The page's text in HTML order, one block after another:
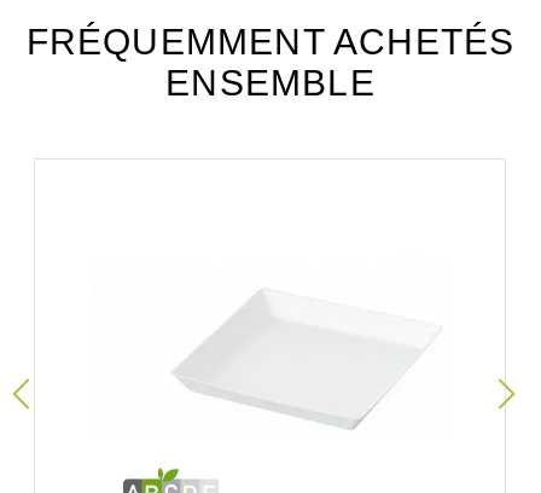
FRÉQUEMMENT ACHETÉS
ENSEMBLE